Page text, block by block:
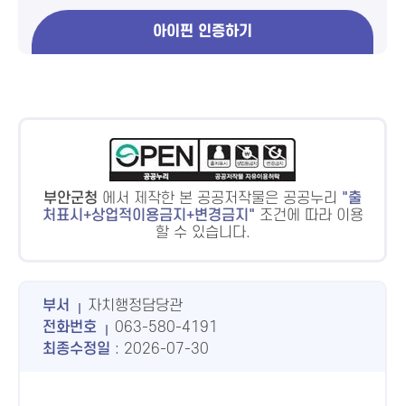
아이핀 인증하기
부안군청 에서 제작한 본 공공저작물은 공공누리
출
처표시+상업적이용금지+변경금지
조건에 따라 이용
할 수 있습니다.
부서
자치행정담당관
전화번호
063-580-4191
최종수정일 : 2026-07-30